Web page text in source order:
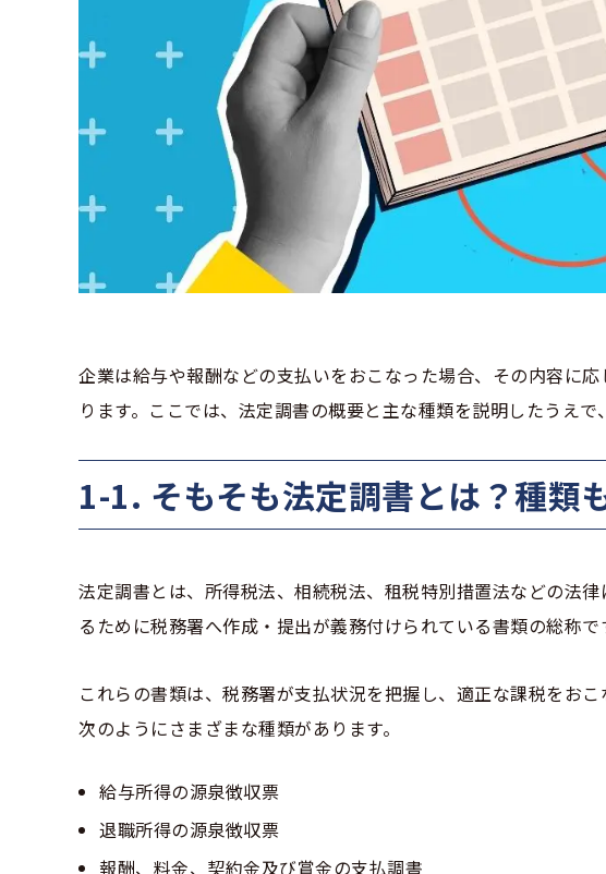
企業は給与や報酬などの支払いをおこなった場合、その内容に
ります。ここでは、法定調書の概要と主な種類を説明したうえ
1-1. そもそも法定調書とは？種類
法定調書とは、所得税法、相続税法、租税特別措置法などの法
るために税務署へ作成・提出が義務付けられている書類の総称で
これらの書類は、税務署が支払状況を把握し、適正な課税をお
次のようにさまざまな種類があります。
給与所得の源泉徴収票
退職所得の源泉徴収票
報酬、料金、契約金及び賞金の支払調書